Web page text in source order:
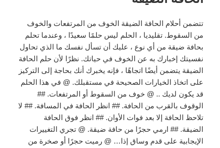
تتضمن أحلام الحافة الضيقة الخوف من المرتفعات والخوف
من السقوط. تقليديا ، الحلم ليس حلمًا سعيدًا ، وعندما تحلم
بحافة ضيقة من أي نوع ، عليك أن تسأل نفسك ما الذي تحاول
نفسيتك إخبارك به عن الخوف في حياتك. نظرًا لأن حلم الحافة
الضيقة يتضمن أيضًا اتجاهًا ، فإنه يخبرك أنك بحاجة إلى التركيز
على اتخاذ الخيارات الصحيحة في مستقبلك. @ في هذا الحلم
قد يكون لديك .. @ خوف من السقوط أو المرتفعات. ##
الوقوف بالقرب من الحافة. ## انظر الحافة في المسافة. ## لا
تلاحظ الحافة إلا بعد فوات الأوان. ## انظر فوق الحافة
الضيقة. ## ارمي حجرًا من حافة ضيقة. @ تجري التغييرات
الإيجابية على قدم وساق إذا… @ رميت حجرًا أو صخرة من